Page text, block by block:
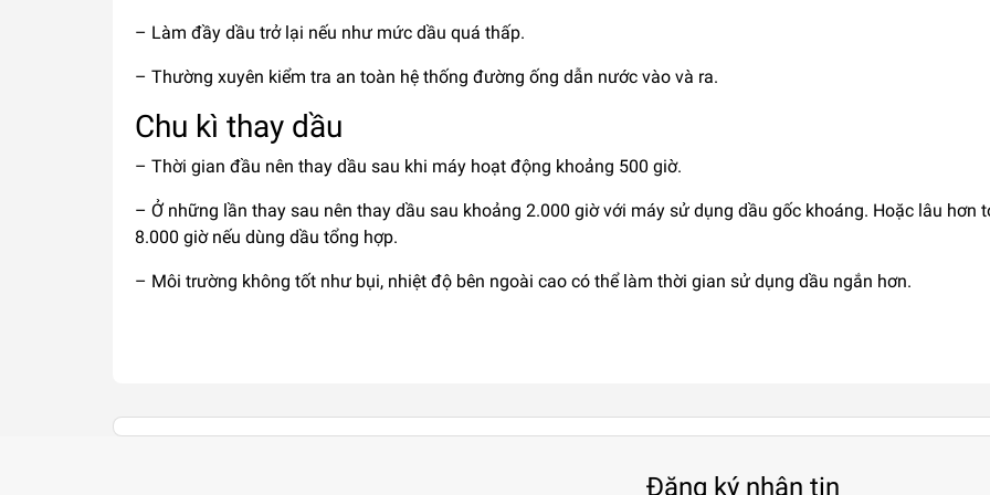
– Làm đầy dầu trở lại nếu như mức dầu quá thấp.
– Thường xuyên kiểm tra an toàn hệ thống đường ống dẫn nước vào và ra.
Chu kì thay dầu
– Thời gian đầu nên thay dầu sau khi máy hoạt động khoảng 500 giờ.
– Ở những lần thay sau nên thay dầu sau khoảng 2.000 giờ với máy sử dụng dầu gốc khoáng. Hoặc lâu hơn
8.000 giờ nếu dùng dầu tổng hợp.
– Môi trường không tốt như bụi, nhiệt độ bên ngoài cao có thể làm thời gian sử dụng dầu ngắn hơn.
Đăng ký nhận tin